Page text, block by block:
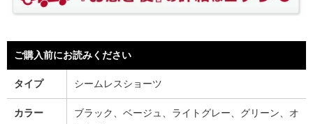
ご購入前にお読みください
タイプ シームレスショーツ
カラー
ブラック、ベージュ、ライトグレー、グリーン、オ